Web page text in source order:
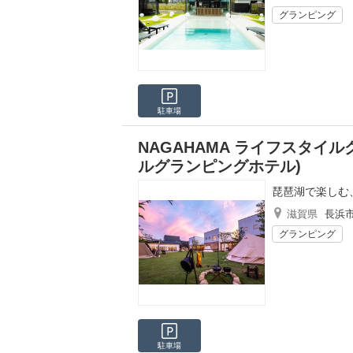
グランピング
駐車場
NAGAHAMA ライフスタイル
ルグランピングホテル)
琵琶湖で楽し
滋賀県 長浜
グランピング
駐車場